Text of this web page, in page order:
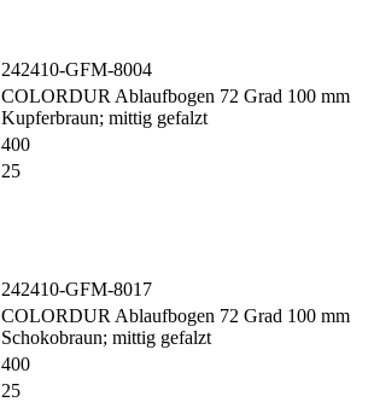
242410-GFM-8004
COLORDUR Ablaufbogen 72 Grad 100 mm
Kupferbraun; mittig gefalzt
400
25
242410-GFM-8017
COLORDUR Ablaufbogen 72 Grad 100 mm
Schokobraun; mittig gefalzt
400
25